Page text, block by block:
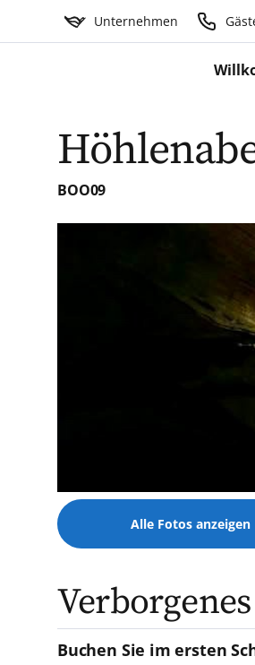
Unternehmen
BOO09
Alle Fotos anzeigen
Buchen Sie im ersten